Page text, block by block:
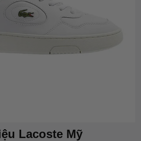
Lacoste Mỹ